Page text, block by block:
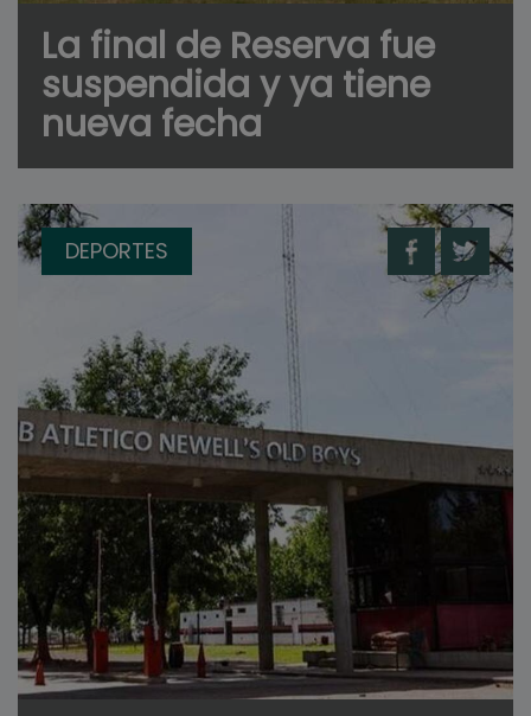
La final de Reserva fue
suspendida y ya tiene
nueva fecha
DEPORTES